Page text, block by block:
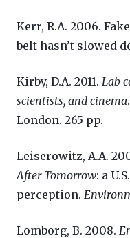
Kerr, R.A. 2006.
belt hasn’t slowed
Kirby, D.A. 2011. Lab
scientists, and cinema
London. 265 pp.
Leiserowitz, A.A.
After Tomorrow: a
perception.
Lomborg, B. 2008.